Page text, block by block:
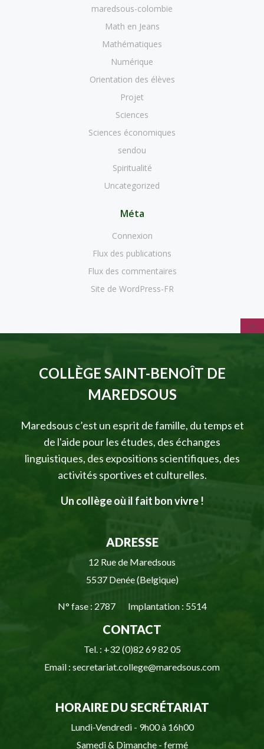
maredsous-colombie
Math en Jeans
Mathématiques
Numérique
Orientation des élèves
Projet
Sciences
Sciences économiques
sendou
Spiritualité
Uncategorized
Méta
Connexion
Flux des publications
Flux des commentaires
Site de WordPress-FR
COLLÈGE SAINT-BENOÎT DE
MAREDSOUS
Maredsous c’est un esprit de famille, du temps et
de l'aide pour les études, des échanges
linguistiques, des expositions scientifiques, des
activités sportives et culturelles.
Un collège où il fait bon vivre !
ADRESSE
12 Rue de Maredsous
5537 Denée (Belgique)
N° fase : 2787 Implantation : 5514
CONTACT
Tel. : +32 (0)82 69 82 05
Email : secretariat.college@maredsous.com
HORAIRE DU SECRÉTARIAT
Lundi-Vendredi - 9h00 à 16h00
Samedi & Dimanche - fermé